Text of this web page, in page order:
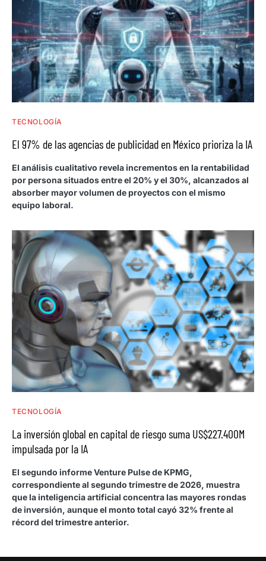
TECNOLOGÍA
El 97% de las agencias de publicidad en México prioriza la IA
El análisis cualitativo revela incrementos en la rentabilidad
por persona situados entre el 20% y el 30%, alcanzados al
absorber mayor volumen de proyectos con el mismo
equipo laboral.
TECNOLOGÍA
La inversión global en capital de riesgo suma US$227.400M
impulsada por la IA
El segundo informe Venture Pulse de KPMG,
correspondiente al segundo trimestre de 2026, muestra
que la inteligencia artificial concentra las mayores rondas
de inversión, aunque el monto total cayó 32% frente al
récord del trimestre anterior.